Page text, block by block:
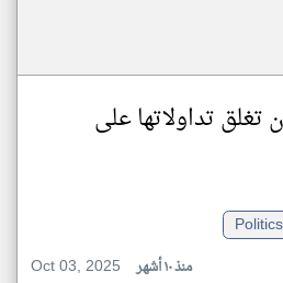
تداولاتها على
Politics
Oct 03, 2025
منذ ١٠ أشهر